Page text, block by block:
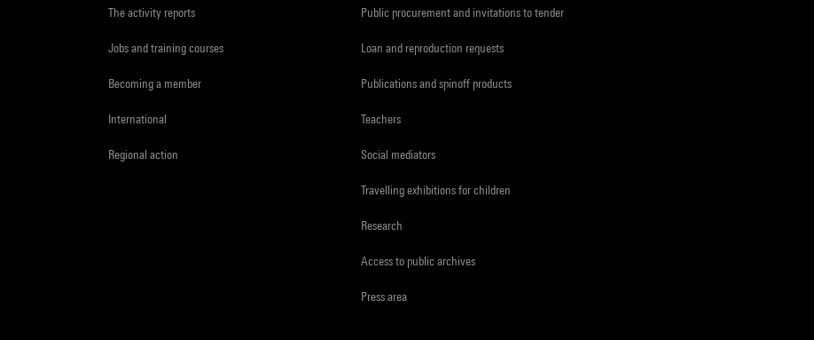
The activity reports
Jobs and training courses
Becoming a member
International
Regional action
Public procurement and invitations to tender
Loan and reproduction requests
Publications and spinoff products
Teachers
Social mediators
Travelling exhibitions for children
Research
Access to public archives
Press area